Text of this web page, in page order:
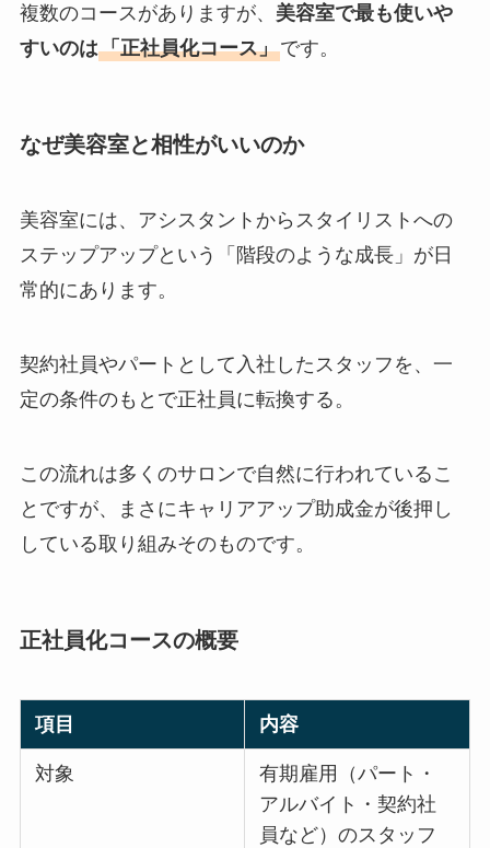
複数のコースがありますが、 美容室で最も使いや
すいのは「正社員化コース」です。
なぜ美容室と相性がいいのか
美容室には、アシスタントからスタイリストへの
ステップアップという「階段のような成長」が日
常的にあります。
契約社員やパートとして入社したスタッフを、一
定の条件のもとで正社員に転換する。
この流れは多くのサロンで自然に行われているこ
とですが、まさにキャリアアップ助成金が後押し
している取り組みそのものです。
正社員化コースの概要
項目 内容
対象
有期雇用（パート・
アルバイト・契約社
員など）のスタッフ